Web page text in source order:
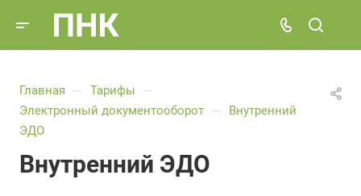
Главная — Тарифы
—
Электронный документооборот —
Внутренний
ЭДО
Внутренний ЭДО